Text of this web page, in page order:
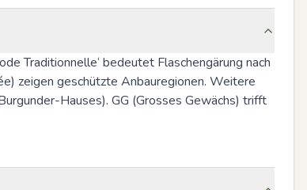
Traditionnelle‘ bedeutet Flaschengärung nach
zeigen geschützte Anbauregionen. Weitere
Hauses). GG (Grosses Gewächs) trifft